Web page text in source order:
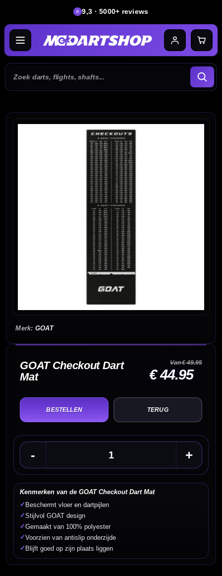
9,3 · 5000+ reviews
GOAT
GOAT Checkout Dart
Mat
Van € 49.95
€ 44.95
TERUG
Kenmerken van de GOAT Checkout Dart Mat
✓ Beschermt vloer en dartpijlen
✓Stijlvol GOAT design
✓Gemaakt van 100% polyester
✓Voorzien van antislip onderzijde
✓ Blijft goed op zijn plaats liggen
- +